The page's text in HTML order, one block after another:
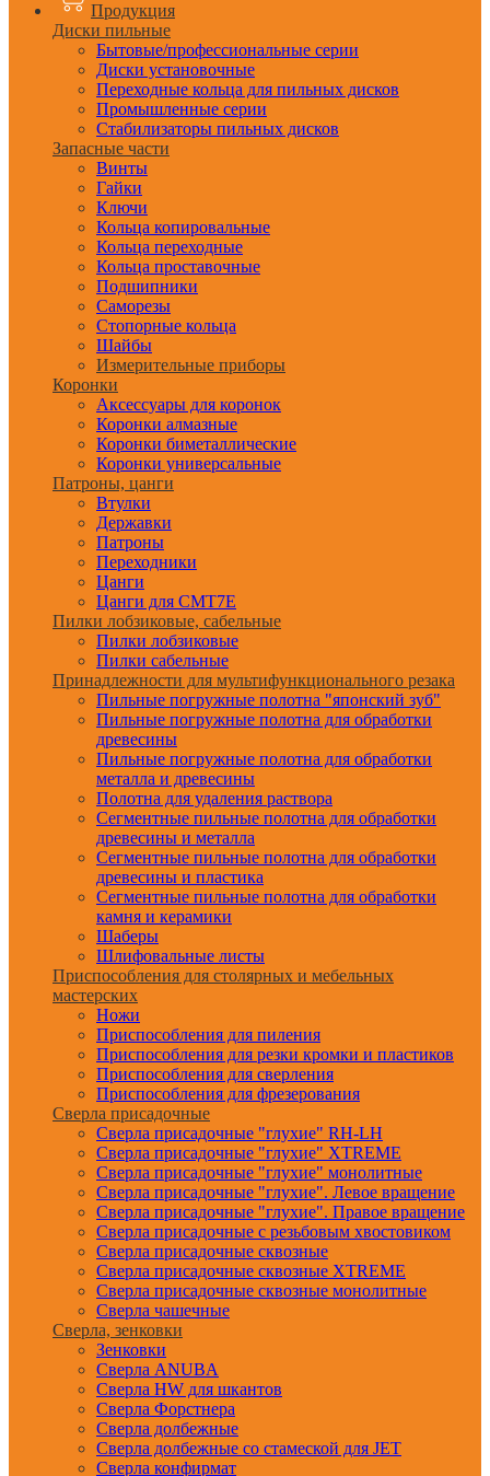
Продукция
Диски пильные
Бытовые/профессиональные серии
Диски установочные
Переходные кольца для пильных дисков
Промышленные серии
Стабилизаторы пильных дисков
Запасные части
Винты
Гайки
Ключи
Кольца копировальные
Кольца переходные
Кольца проставочные
Подшипники
Саморезы
Стопорные кольца
Шайбы
Измерительные приборы
Коронки
Аксессуары для коронок
Коронки алмазные
Коронки биметаллические
Коронки универсальные
Патроны, цанги
Втулки
Державки
Патроны
Переходники
Цанги
Цанги для CMT7E
Пилки лобзиковые, сабельные
Пилки лобзиковые
Пилки сабельные
Принадлежности для мультифункционального резака
Пильные погружные полотна "японский зуб"
Пильные погружные полотна для обработки
древесины
Пильные погружные полотна для обработки
металла и древесины
Полотна для удаления раствора
Сегментные пильные полотна для обработки
древесины и металла
Сегментные пильные полотна для обработки
древесины и пластика
Сегментные пильные полотна для обработки
камня и керамики
Шаберы
Шлифовальные листы
Приспособления для столярных и мебельных
мастерских
Ножи
Приспособления для пиления
Приспособления для резки кромки и пластиков
Приспособления для сверления
Приспособления для фрезерования
Сверла присадочные
Сверла присадочные "глухие" RH-LH
Сверла присадочные "глухие" XTREME
Сверла присадочные "глухие" монолитные
Сверла присадочные "глухие". Левое вращение
Сверла присадочные "глухие". Правое вращение
Сверла присадочные с резьбовым хвостовиком
Сверла присадочные сквозные
Сверла присадочные сквозные XTREME
Сверла присадочные сквозные монолитные
Сверла чашечные
Сверла, зенковки
Зенковки
Сверла ANUBA
Сверла HW для шкантов
Сверла Форстнера
Сверла долбежные
Сверла долбежные со стамеской для JET
Сверла конфирмат